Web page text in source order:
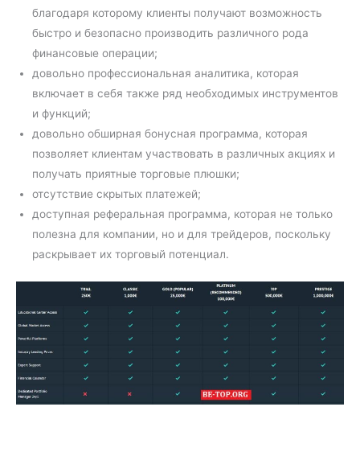
благодаря которому клиенты получают возможность
быстро и безопасно производить различного рода
финансовые операции;
довольно профессиональная аналитика, которая
включает в себя также ряд необходимых инструментов
и функций;
довольно обширная бонусная программа, которая
позволяет клиентам участвовать в различных акциях и
получать приятные торговые плюшки;
отсутствие скрытых платежей;
доступная реферальная программа, которая не только
полезна для компании, но и для трейдеров, поскольку
раскрывает их торговый потенциал.